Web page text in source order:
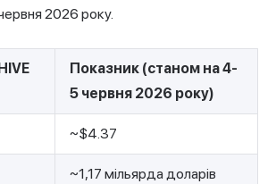
2026 року.
Показник (станом на 4-
5 червня 2026 року)
~$4.37
~1,17 мільярда доларів